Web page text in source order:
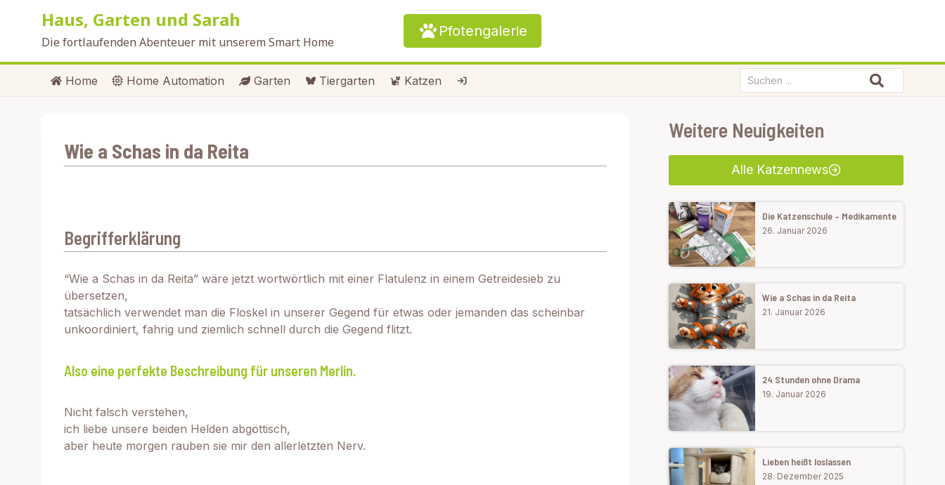
springen
Haus, Garten und Sarah
Die fortlaufenden Abenteuer mit unserem Smart Home
Pfotengalerie
Home Home Automation Garten Tiergarten Katzen
Wie a Schas in da Reita
Begrifferklärung
“Wie a Schas in da Reita” wäre jetzt wortwörtlich mit einer Flatulenz in einem Getreidesieb zu
übersetzen,
tatsächlich verwendet man die Floskel in unserer Gegend für etwas oder jemanden das scheinbar
unkoordiniert, fahrig und ziemlich schnell durch die Gegend flitzt.
Also eine perfekte Beschreibung für unseren Merlin.
Nicht falsch verstehen,
ich liebe unsere beiden Helden abgöttisch,
aber heute morgen rauben sie mir den allerletzten Nerv.
Weitere Neuigkeiten
Alle Katzennews
Die Katzenschule – Medikamente
26. Januar 2026
Wie a Schas in da Reita
21. Januar 2026
24 Stunden ohne Drama
19. Januar 2026
Lieben heißt loslassen
28. Dezember 2025